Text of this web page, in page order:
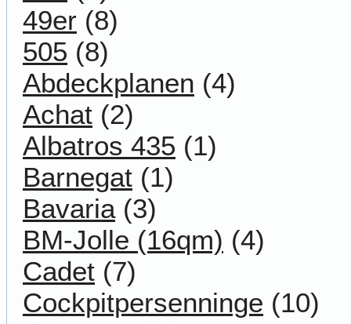
49er (8)
505 (8)
Abdeckplanen (4)
Achat (2)
Albatros 435 (1)
Barnegat (1)
Bavaria(3)
BM-Jolle (16qm) (4)
Cadet (7)
Cockpitpersenninge (10)